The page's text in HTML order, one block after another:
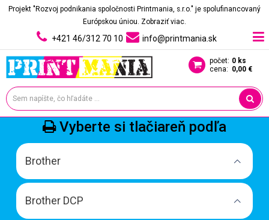
Projekt "Rozvoj podnikania spoločnosti Printmania, s.r.o." je spolufinancovaný
Európskou úniou. Zobraziť viac.
+421 46/312 70 10 info@printmania.sk
počet: 0 ks
cena: 0,00 €
Vyberte si tlačiareň podľa
Brother
Brother DCP